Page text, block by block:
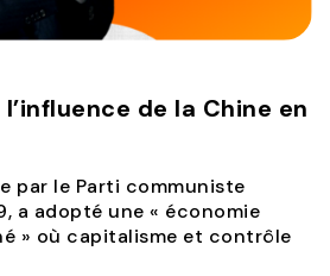
de la Chine en
par le Parti communiste
a adopté une « économie
» où capitalisme et contrôle